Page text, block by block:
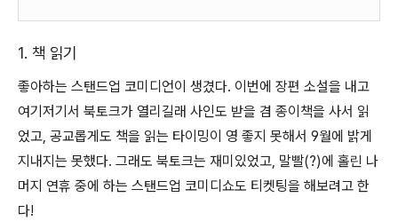
1. 책 읽기
좋아하는 스탠드업 코미디언이 생겼다. 이번에 장편 소설을 내고
여기저기서 북토크가 열리길래 사인도 받을 겸 종이책을 사서 읽
었고, 공교롭게도 책을 읽는 타이밍이 영 좋지 못해서 9월에 밝게
지내지는 못했다. 그래도 북토크는 재미있었고, 말빨(?)에 홀린 나
머지 연휴 중에 하는 스탠드업 코미디쇼도 티켓팅을 해보려고 한
다!